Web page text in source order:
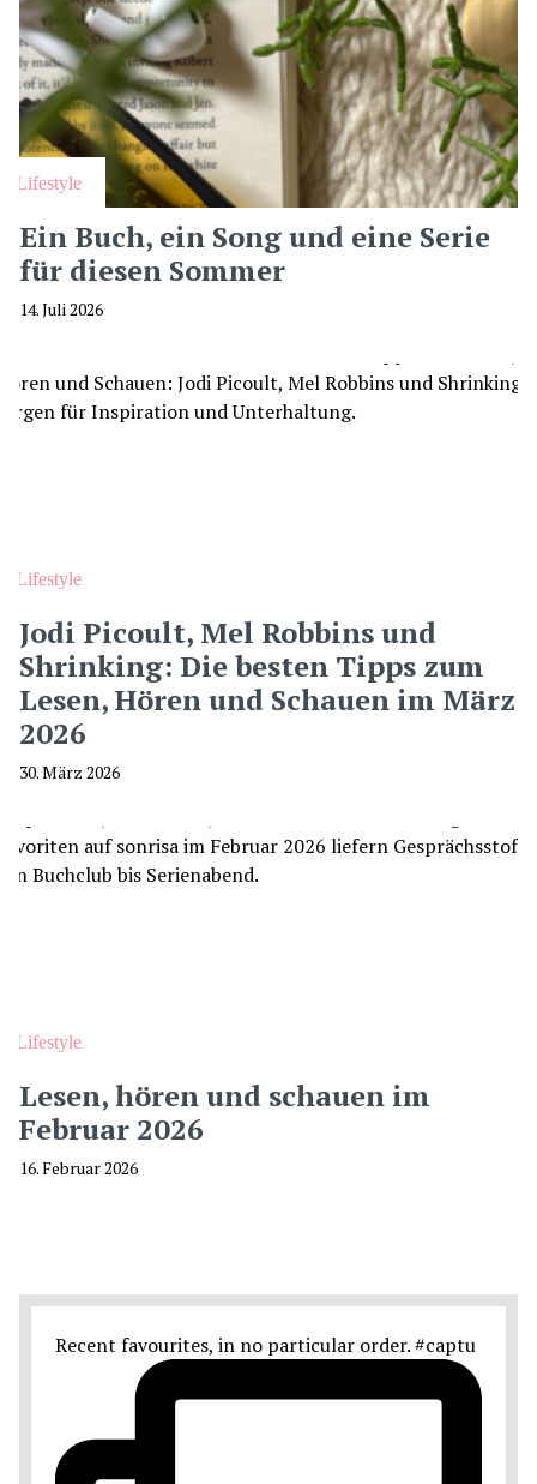
Lifestyle
Ein Buch, ein Song und eine Serie
für diesen Sommer
14. Juli 2026
Lifestyle
Jodi Picoult, Mel Robbins und
Shrinking: Die besten Tipps zum
Lesen, Hören und Schauen im März
2026
30. März 2026
Lifestyle
Lesen, hören und schauen im
Februar 2026
16. Februar 2026
Recent favourites, in no particular order. #captu